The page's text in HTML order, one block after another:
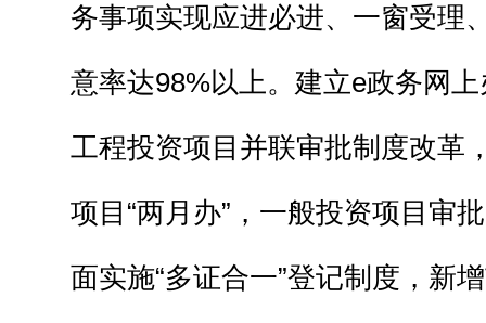
务事项实现应进必进、一窗受理
意率达98%以上。建立e政务网
工程投资项目并联审批制度改革
项目“两月办”，一般投资项目审
面实施“多证合一”登记制度，新